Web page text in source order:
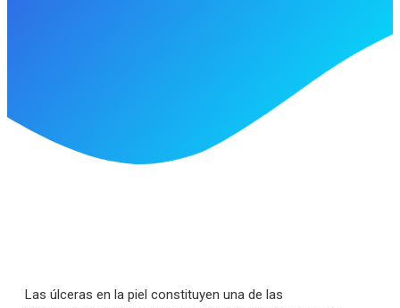
Las úlceras en la piel constituyen una de las